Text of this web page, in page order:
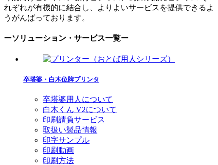
れぞれが有機的に結合し、よりよいサービスを提供できるよ
うがんばっております。
ーソリューション・サービス一覧ー
卒塔婆・白木位牌プリンタ
卒塔婆用人について
白木くん V2について
印刷請負サービス
取扱い製品情報
印字サンプル
印刷動画
印刷方法